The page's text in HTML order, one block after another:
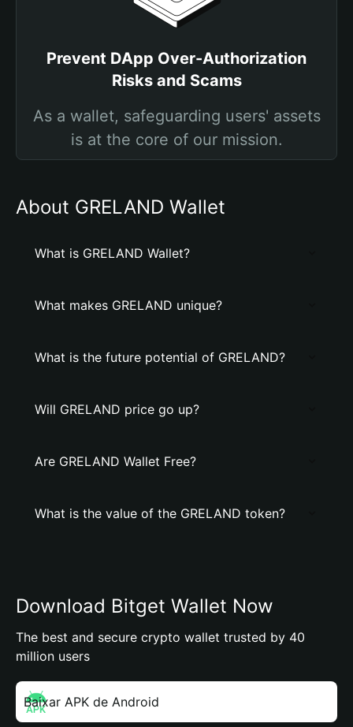
Prevent DApp Over-Authorization
Risks and Scams
As a wallet, safeguarding users' assets
is at the core of our mission.
About GRELAND Wallet
What is GRELAND Wallet?
What makes GRELAND unique?
What is the future potential of GRELAND?
Will GRELAND price go up?
Are GRELAND Wallet Free?
What is the value of the GRELAND token?
Download Bitget Wallet Now
The best and secure crypto wallet trusted by 40
million users
Baixar APK de Android